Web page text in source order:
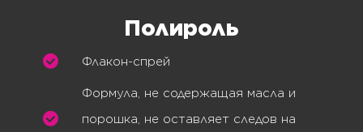
Полироль
Флакон-спрей
Формула, не содержащая масла и
порошка, не оставляет следов на